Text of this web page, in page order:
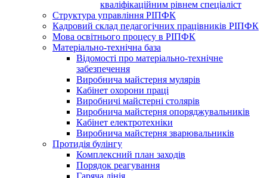
кваліфікаційним рівнем спеціаліст
Структура управління РІПФК
Кадровий склад педагогічних працівників РІПФК
Мова освітнього процесу в РІПФК
Матеріально-технічна база
Відомості про матеріально-технічне
забезпечення
Виробнича майстерня мулярів
Кабінет охорони праці
Виробничі майстерні столярів
Виробнича майстерня опоряджувальників
Кабінет електротехніки
Виробнича майстерня зварювальників
Протидія булінгу
Комплексний план заходів
Порядок реагування